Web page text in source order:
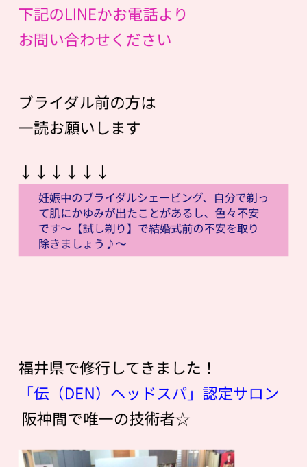
下記のLINEかお電話より
お問い合わせください
ブライダル前の方は
一読お願いします
↓↓↓↓↓↓
妊娠中のブライダルシェービング、自分で剃っ
て肌にかゆみが出たことがあるし、色々不安
です〜【試し剃り】で結婚式前の不安を取り
除きましょう♪〜
福井県で修行してきました！
「伝（DEN）ヘッドスパ」認定サロン
阪神間で唯一の技術者☆